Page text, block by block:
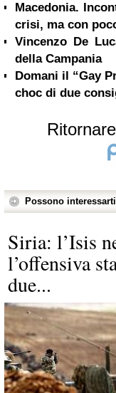
Macedonia.
crisi, ma con
Vincenzo De
della Campania
Domani il “Gay
choc di due
Possono
Siria: l’Isis
l’offensiva
due...